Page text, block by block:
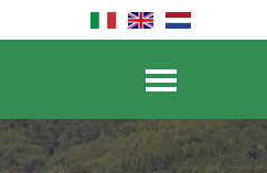
the element "#galleriaC".